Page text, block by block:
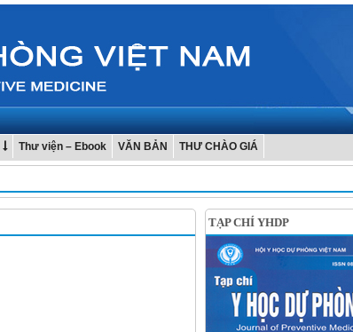
Thư viện – Ebook VĂN BẢN THƯ CHÀO GIÁ
TẠP CHÍ YHDP